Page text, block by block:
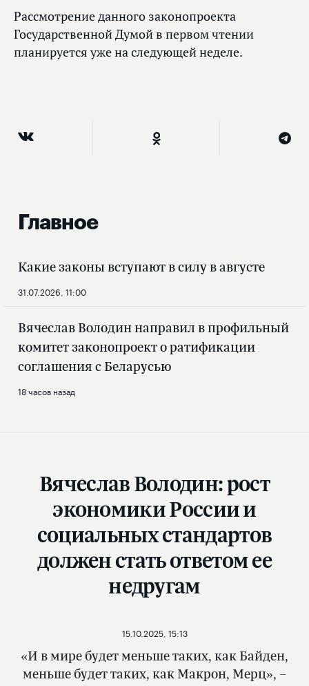
Рассмотрение данного законопроекта
Государственной Думой в первом чтении
планируется уже на следующей неделе.
Главное
Какие законы вступают в силу в августе
31.07.2026, 11:00
Вячеслав Володин направил в профильный
комитет законопроект о ратификации
соглашения с Беларусью
18 часов назад
Вячеслав Володин: рост
экономики России и
социальных стандартов
должен стать ответом ее
недругам
«И в мире будет меньше таких, как Байден,
меньше будет таких, как Макрон, Мерц», –
15.10.2025, 15:13